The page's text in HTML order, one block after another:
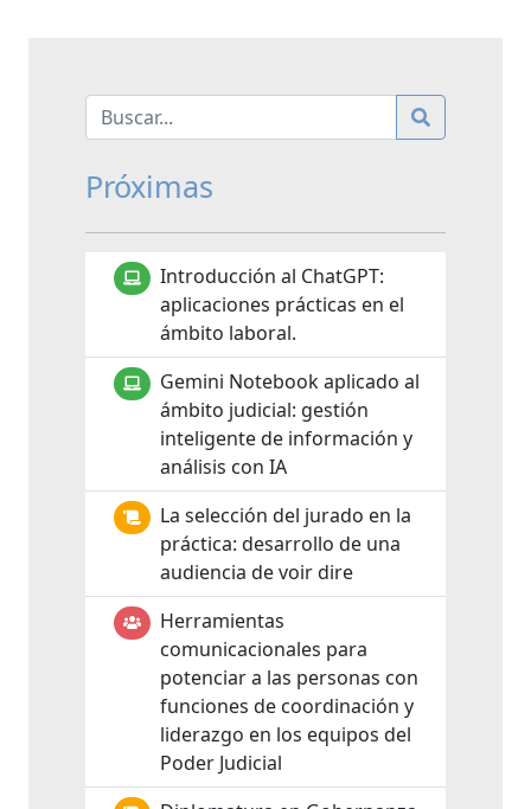
Próximas
Introducción al ChatGPT:
aplicaciones prácticas en el
ámbito laboral.
Gemini Notebook aplicado al
ámbito judicial: gestión
inteligente de información y
análisis con IA
La selección del jurado en la
práctica: desarrollo de una
audiencia de voir dire
Herramientas
comunicacionales para
potenciar a las personas con
funciones de coordinación y
liderazgo en los equipos del
Poder Judicial